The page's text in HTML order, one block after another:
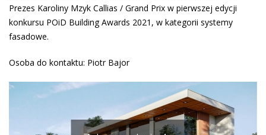
Prezes Karoliny Mzyk Callias / Grand Prix w pierwszej edycji
konkursu POiD Building Awards 2021, w kategorii systemy
fasadowe.
Osoba do kontaktu: Piotr Bajor